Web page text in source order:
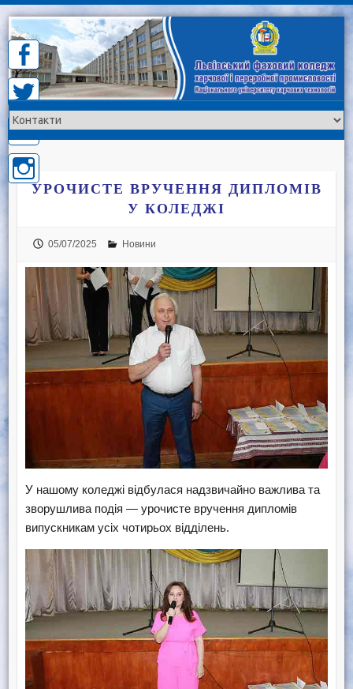
Skip
content
УРОЧИСТЕ ВРУЧЕННЯ ДИПЛОМІВ
У КОЛЕДЖІ
05/07/2025 Новини
У нашому коледжі відбулася надзвичайно важлива та
зворушлива подія — урочисте вручення дипломів
випускникам усіх чотирьох відділень.